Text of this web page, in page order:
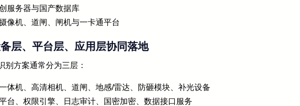
服务器与国产数据库
像机、道闸、闸机与一卡通平台
层、平台层、应用层协同落地
别方案通常分为三层：
体机、高清相机、道闸、地感/雷达、防砸模块、补光设备
台、权限引擎、日志审计、国密加密、数据接口服务